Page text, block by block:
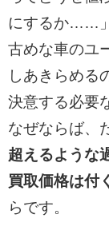
にするか……
古めな車のユ
しあきらめる
決意する必要
なぜならば、
超えるような
買取価格は付
らです。